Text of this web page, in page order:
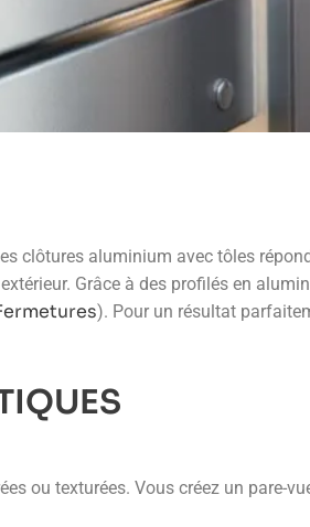
clôtures aluminium avec tôles
Grâce à des profilés en
). Pour un résultat
ou texturées. Vous créez un pare-